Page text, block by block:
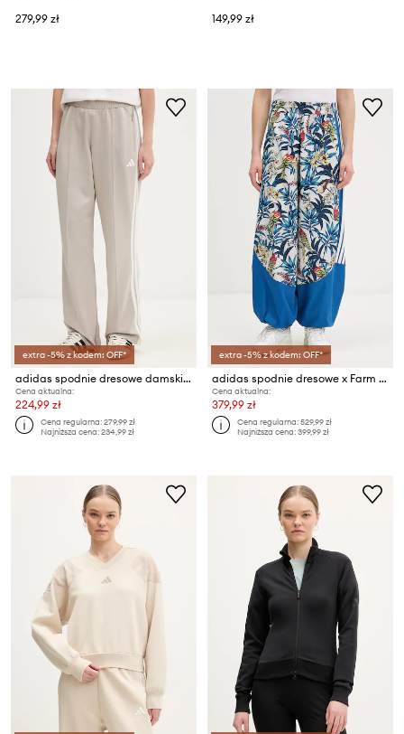
279,99 zł
149,99 zł
extra -5% z kodem: OFF*
adidas spodnie dresowe damskie
Cena aktualna:
224,99 zł
Cena regularna:279,99 zł
Najniższa cena:234,99 zł
extra -5% z kodem: OFF*
adidas spodnie dresowe x Farm Rio
Cena aktualna:
379,99 zł
Cena regularna:529,99 zł
Najniższa cena:399,99 zł